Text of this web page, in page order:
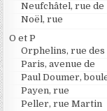
Neufchâtel, rue de
Noël, rue
O et P
Orphelins, rue des
Paris, avenue de
Paul Doumer,
Payen, rue
Peller, rue Martin